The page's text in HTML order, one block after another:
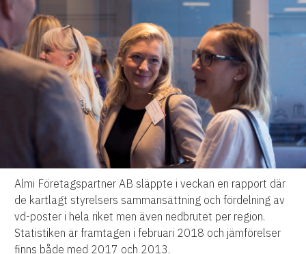
Almi Företagspartner AB släppte i veckan en rapport där
de kartlagt styrelsers sammansättning och fördelning av
vd-poster i hela riket men även nedbrutet per region.
Statistiken är framtagen i februari 2018 och jämförelser
finns både med 2017 och 2013.